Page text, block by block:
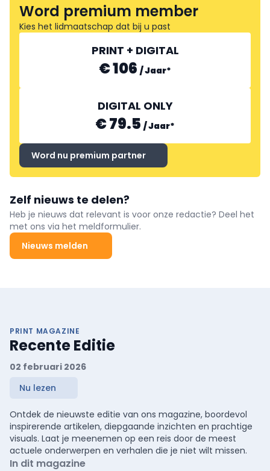
Word premium member
Kies het lidmaatschap dat bij u past
PRINT + DIGITAL
€ 106 /Jaar*
DIGITAL ONLY
€ 79.5 /Jaar*
Word nu premium partner
Zelf nieuws te delen?
Heb je nieuws dat relevant is voor onze redactie? Deel het
met ons via het meldformulier.
Nieuws melden
PRINT MAGAZINE
Recente Editie
02 februari 2026
Nu lezen
Ontdek de nieuwste editie van ons magazine, boordevol
inspirerende artikelen, diepgaande inzichten en prachtige
visuals. Laat je meenemen op een reis door de meest
actuele onderwerpen en verhalen die je niet wilt missen.
In dit magazine